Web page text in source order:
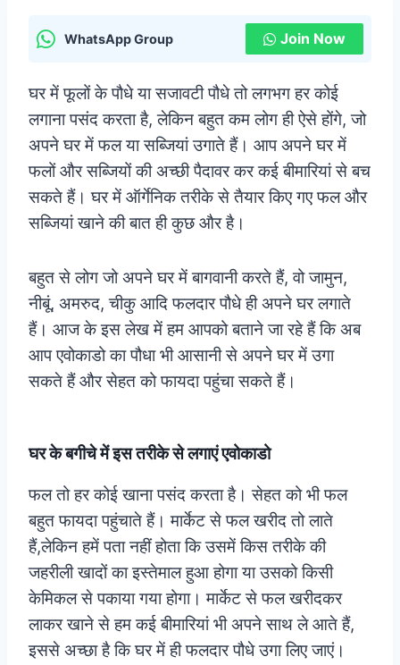
WhatsApp Group Join Now
घर में फूलों के पौधे या सजावटी पौधे तो लगभग हर कोई
लगाना पसंद करता है, लेकिन बहुत कम लोग ही ऐसे होंगे, जो
अपने घर में फल या सब्जियां उगाते हैं। आप अपने घर में
फलों और सब्जियों की अच्छी पैदावर कर कई बीमारियां से बच
सकते हैं। घर में ऑर्गेनिक तरीके से तैयार किए गए फल और
सब्जियां खाने की बात ही कुछ और है।
बहुत से लोग जो अपने घर में बागवानी करते हैं, वो जामुन,
नीबूं, अमरुद, चीकु आदि फलदार पौधे ही अपने घर लगाते
हैं। आज के इस लेख में हम आपको बताने जा रहे हैं कि अब
आप एवोकाडो का पौधा भी आसानी से अपने घर में उगा
सकते हैं और सेहत को फायदा पहुंचा सकते हैं।
घर के बगीचे में इस तरीके से लगाएं एवोकाडो
फल तो हर कोई खाना पसंद करता है। सेहत को भी फल
बहुत फायदा पहुंचाते हैं। मार्केट से फल खरीद तो लाते
हैं,लेकिन हमें पता नहीं होता कि उसमें किस तरीके की
जहरीली खादों का इस्तेमाल हुआ होगा या उसको किसी
केमिकल से पकाया गया होगा। मार्केट से फल खरीदकर
लाकर खाने से हम कई बीमारियां भी अपने साथ ले आते हैं,
इससे अच्छा है कि घर में ही फलदार पौधे उगा लिए जाएं।